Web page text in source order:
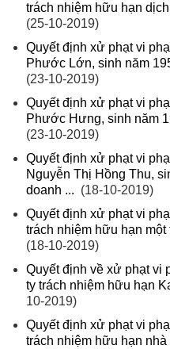
trách nhiệm hữu hạn
(25-10-2019)
Quyết định xử phạt vi
Phước Lớn, sinh năm
(23-10-2019)
Quyết định xử phạt vi
Phước Hưng, sinh năm
(23-10-2019)
Quyết định xử phạt vi
Nguyễn Thị Hồng Thu,
doanh ... (18-10-2019)
Quyết định xử phạt vi
trách nhiệm hữu hạn một
(18-10-2019)
Quyết định về xử phạt vi
ty trách nhiệm hữu hạn
10-2019)
Quyết định xử phạt vi
trách nhiệm hữu hạn